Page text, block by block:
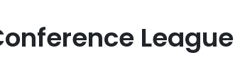
League